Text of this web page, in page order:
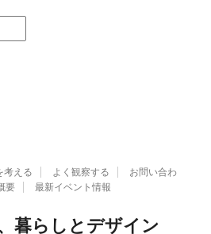
考える よく観察する
お問い合わ
要 最新イベント情報
暮らしとデザイン